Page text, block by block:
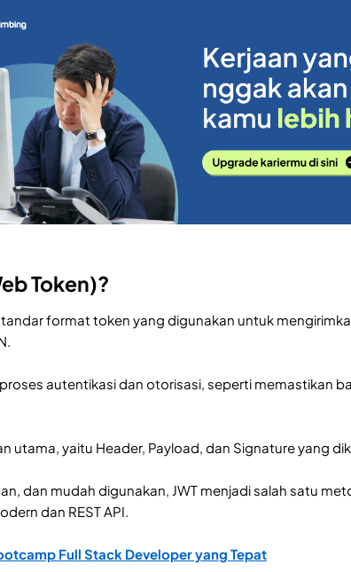
Token)?
standar format token yang digunakan untuk
autentikasi dan otorisasi, seperti memastikan
utama, yaitu Header, Payload, dan Signature yang
dan mudah digunakan, JWT menjadi salah satu
dan REST API.
Full Stack Developer yang Tepat